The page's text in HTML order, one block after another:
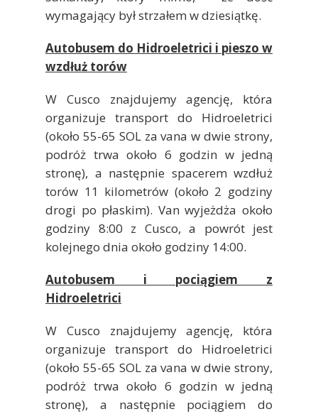
wymagający był strzałem w dziesiątkę.
Autobusem do Hidroeletrici i pieszo w
wzdłuż torów
W Cusco znajdujemy agencję, która
organizuje transport do Hidroeletrici
(około 55-65 SOL za vana w dwie strony,
podróż trwa około 6 godzin w jedną
stronę), a następnie spacerem wzdłuż
torów 11 kilometrów (około 2 godziny
drogi po płaskim). Van wyjeżdża około
godziny 8:00 z Cusco, a powrót jest
kolejnego dnia około godziny 14:00.
Autobusem i pociągiem z
Hidroeletrici
W Cusco znajdujemy agencję, która
organizuje transport do Hidroeletrici
(około 55-65 SOL za vana w dwie strony,
podróż trwa około 6 godzin w jedną
stronę), a następnie pociągiem do